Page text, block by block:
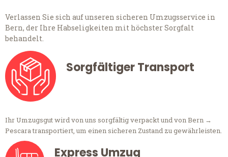
Verlassen Sie sich auf unseren sicheren Umzugsservice in
Bern, der Ihre Habseligkeiten mit höchster Sorgfalt
behandelt.
Sorgfältiger Transport
Ihr Umzugsgut wird von uns sorgfältig verpackt und von Bern →
Pescara transportiert, um einen sicheren Zustand zu gewährleisten.
Express Umzug